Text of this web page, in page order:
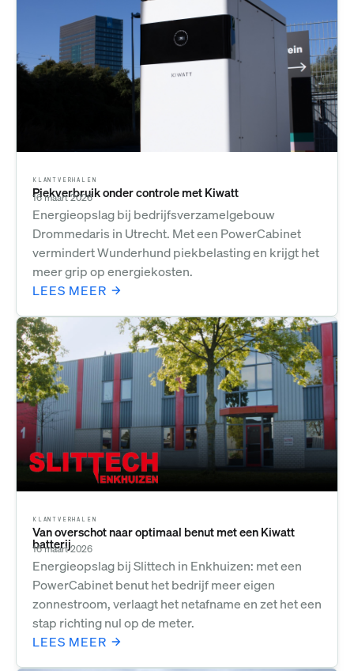
KLANTVERHALEN
Piekverbruik onder controle met Kiwatt
16 maart 2026
Energieopslag bij bedrijfsverzamelgebouw
Drommedaris in Utrecht. Met een PowerCabinet
vermindert Wunderhund piekbelasting en krijgt het
meer grip op energiekosten.
LEES MEER
KLANTVERHALEN
Van overschot naar optimaal benut met een Kiwatt
batterij
16 maart 2026
Energieopslag bij Slittech in Enkhuizen: met een
PowerCabinet benut het bedrijf meer eigen
zonnestroom, verlaagt het netafname en zet het een
stap richting nul op de meter.
LEES MEER